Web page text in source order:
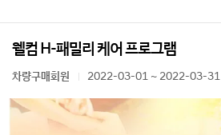
웰컴 H-패밀리 케어 프로그램
차량구매회원 2022-03-01 ~ 2022-03-31